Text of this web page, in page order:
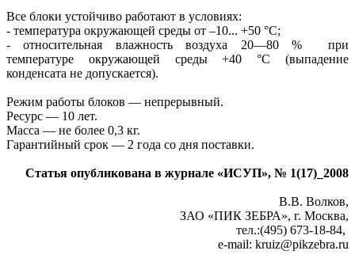
Все блоки устойчиво работают в условиях:
- температура окружающей среды от –10... +50 °С;
- относительная влажность воздуха 20—80 % при
температуре окружающей среды +40 °С (выпадение
конденсата не допускается).
Режим работы блоков — непрерывный.
Ресурс — 10 лет.
Масса — не более 0,3 кг.
Гарантийный срок — 2 года со дня поставки.
Статья опубликована в журнале «ИСУП», № 1(17)_2008
В.В. Волков,
ЗАО «ПИК ЗЕБРА», г. Москва,
тел.:(495) 673-18-84,
е-mail: kruiz@pikzebra.ru